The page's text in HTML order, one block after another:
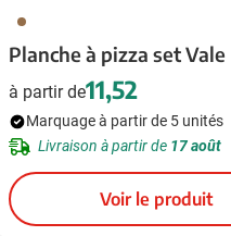
011
Planche à pizza set Vale
à partir de11,52
Marquage à partir de 5 unités
Livraison à partir de 17 août
Voir le produit